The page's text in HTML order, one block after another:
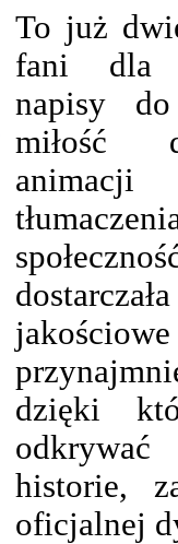
To już
fani dla
napisy
miłość
dzięki
historie,
oficjalnej